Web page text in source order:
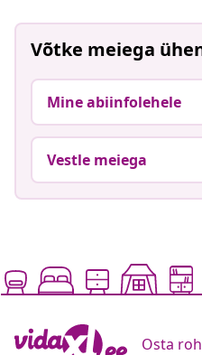
Võtke meiega
Mine abiinfolehele
Vestle meiega
Osta